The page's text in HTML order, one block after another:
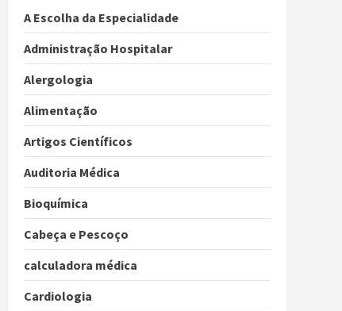
A Escolha da Especialidade
Administração Hospitalar
Alergologia
Alimentação
Artigos Científicos
Auditoria Médica
Bioquímica
Cabeça e Pescoço
calculadora médica
Cardiologia